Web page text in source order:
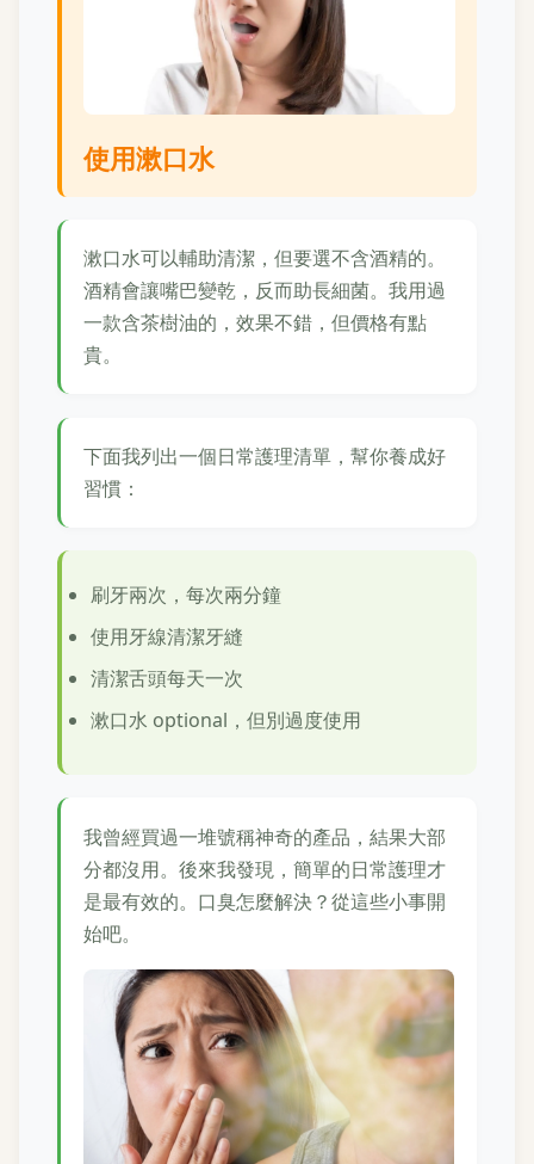
使用漱口水
漱口水可以輔助清潔，但要選不含酒精的。
酒精會讓嘴巴變乾，反而助長細菌。我用過
一款含茶樹油的，效果不錯，但價格有點
貴。
下面我列出一個日常護理清單，幫你養成好
習慣：
刷牙兩次，每次兩分鐘
使用牙線清潔牙縫
清潔舌頭每天一次
漱口水 optional，但別過度使用
我曾經買過一堆號稱神奇的產品，結果大部
分都沒用。後來我發現，簡單的日常護理才
是最有效的。口臭怎麼解決？從這些小事開
始吧。